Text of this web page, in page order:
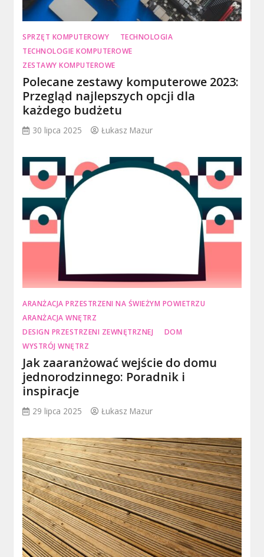
SPRZĘT KOMPUTEROWY
TECHNOLOGIA
TECHNOLOGIE KOMPUTEROWE
ZESTAWY KOMPUTEROWE
Polecane zestawy komputerowe 2023:
Przegląd najlepszych opcji dla
każdego budżetu
30 lipca 2025 Łukasz Mazur
ARANŻACJA PRZESTRZENI NA ŚWIEŻYM POWIETRZU
ARANŻACJA WNĘTRZ
DESIGN PRZESTRZENI ZEWNĘTRZNEJ
DOM
WYSTRÓJ WNĘTRZ
Jak zaaranżować wejście do domu
jednorodzinnego: Poradnik i
inspiracje
29 lipca 2025 Łukasz Mazur